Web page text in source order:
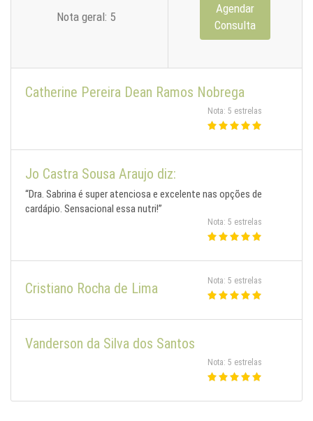
Nota geral: 5
Agendar
Consulta
Catherine Pereira Dean Ramos Nobrega
Nota: 5 estrelas
Jo Castra Sousa Araujo diz:
“Dra. Sabrina é super atenciosa e excelente nas opções de
cardápio. Sensacional essa nutri!”
Nota: 5 estrelas
Cristiano Rocha de Lima Nota: 5 estrelas
Vanderson da Silva dos Santos
Nota: 5 estrelas